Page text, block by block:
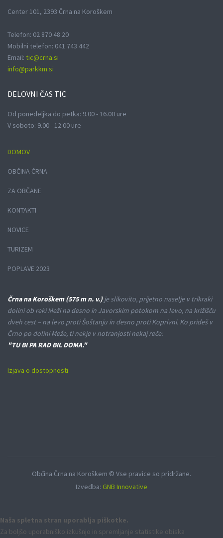
Center 101, 2393 Črna na Koroškem
Telefon: 02 870 48 20
Mobilni telefon: 041 743 442
Email: tic@crna.si
info@parkkm.si
DELOVNI ČAS TIC
Od ponedeljka do petka: 9.00 - 16.00 ure
V soboto: 9.00 - 12.00 ure
DOMOV
OBČINA ČRNA
ZA OBČANE
KONTAKTI
NOVICE
TURIZEM
POPLAVE 2023
Črna na Koroškem (575 m n. v.)je slikovito, prijetno naselje v trikraki
dolini ob reki Meži na desno in Javorskim potokom na levo, na križišču
dveh cest – na levo proti Šoštanju in desno proti Koprivni. Ko prideš v
Črno po dolini Meže, ti nekje v notranjosti nekaj reče:
"TU BI PA RAD BIL DOMA."
Izjava o dostopnosti
Občina Črna na Koroškem © Vse pravice so pridržane.
Izvedba: GNB Innovative
Naša spletna stran uporablja piškotke.
Za boljšo uporabniško izkušnjo in spremljanje statistike obiska